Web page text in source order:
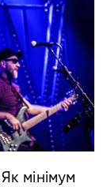
мінімум